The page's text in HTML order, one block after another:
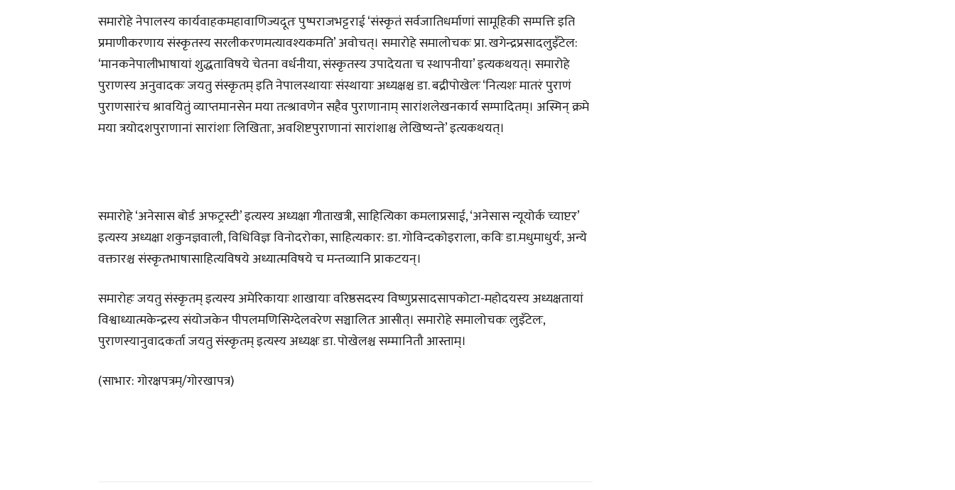
समारोहे नेपालस्य कार्यवाहकमहावाणिज्यदूतः पुष्पराजभट्टराई ‘संस्कृतं सर्वजातिधर्माणां सामूहिकी सम्पत्तिः इति
प्रमाणीकरणाय संस्कृतस्य सरलीकरणमत्यावश्यकमति’ अवोचत्। समारोहे समालोचकः प्रा. खगेन्द्रप्रसादलुइँटेल:
‘मानकनेपालीभाषायां शुद्धताविषये चेतना वर्धनीया, संस्कृतस्य उपादेयता च स्थापनीया’ इत्यकथयत्। समारोहे
पुराणस्य अनुवादकः जयतु संस्कृतम् इति नेपालस्थायाः संस्थायाः अध्यक्षश्च डा. बद्रीपोखेलः ‘नित्यशः मातरं पुराणं
पुराणसारंच श्रावयितुं व्याप्तमानसेन मया तत्श्रावणेन सहैव पुराणानाम् सारांशलेखनकार्य सम्पादितम्। अस्मिन् क्रमे
मया त्रयोदशपुराणानां सारांशाः लिखिताः, अवशिष्टपुराणानां सारांशाश्च लेखिष्यन्ते’ इत्यकथयत्।
समारोहे ‘अनेसास बोर्ड अफट्रस्टी’ इत्यस्य अध्यक्षा गीताखत्री, साहित्यिका कमलाप्रसाई, ‘अनेसास न्यूयोर्क च्याप्टर’
इत्यस्य अध्यक्षा शकुनज्ञवाली, विधिविज्ञः विनोदरोका, साहित्यकार: डा. गोविन्दकोइराला, कविः डा.मधुमाधुर्यः, अन्ये
वक्तारश्च संस्कृतभाषासाहित्यविषये अध्यात्मविषये च मन्तव्यानि प्राकटयन्।
समारोहः जयतु संस्कृतम् इत्यस्य अमेरिकायाः शाखायाः वरिष्ठसदस्य विष्णुप्रसादसापकोटा-महोदयस्य अध्यक्षतायां
विश्वाध्यात्मकेन्द्रस्य संयोजकेन पीपलमणिसिग्देलवरेण सञ्चालितः आसीत्। समारोहे समालोचकः लुइँटेलः,
पुराणस्यानुवादकर्ता जयतु संस्कृतम् इत्यस्य अध्यक्षः डा. पोखेलश्च सम्मानितौ आस्ताम्।
(साभार: गोरक्षपत्रम्/गोरखापत्र)